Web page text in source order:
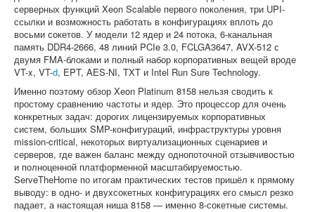
серверных функций Xeon Scalable первого поколения, три UPI-
ссылки и возможность работать в конфигурациях вплоть до
восьми сокетов. У модели 12 ядер и 24 потока, 6-канальная
память DDR4-2666, 48 линий PCIe 3.0, FCLGA3647, AVX-512 с
двумя FMA-блоками и полный набор корпоративных вещей вроде
VT-x, VT-d, EPT, AES-NI, TXT и Intel Run Sure Technology.
Именно поэтому обзор Xeon Platinum 8158 нельзя сводить к
простому сравнению частоты и ядер. Это процессор для очень
конкретных задач: дорогих лицензируемых корпоративных
систем, больших SMP-конфигураций, инфраструктуры уровня
mission-critical, некоторых виртуализационных сценариев и
серверов, где важен баланс между однопоточной отзывчивостью
и полноценной платформенной масштабируемостью.
ServeTheHome по итогам практических тестов пришёл к прямому
выводу: в одно- и двухсокетных конфигурациях его смысл резко
падает, а настоящая ниша 8158 — именно 8-сокетные системы.